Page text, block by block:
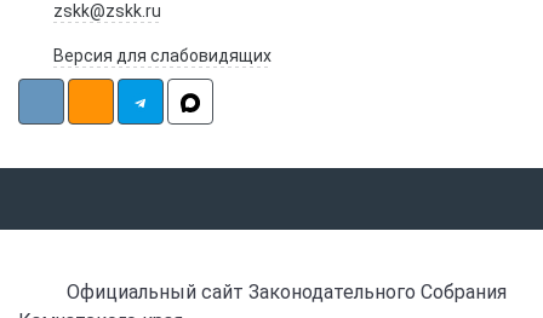
zskk@zskk.ru
Версия для слабовидящих
Официальный сайт Законодательного Собрания